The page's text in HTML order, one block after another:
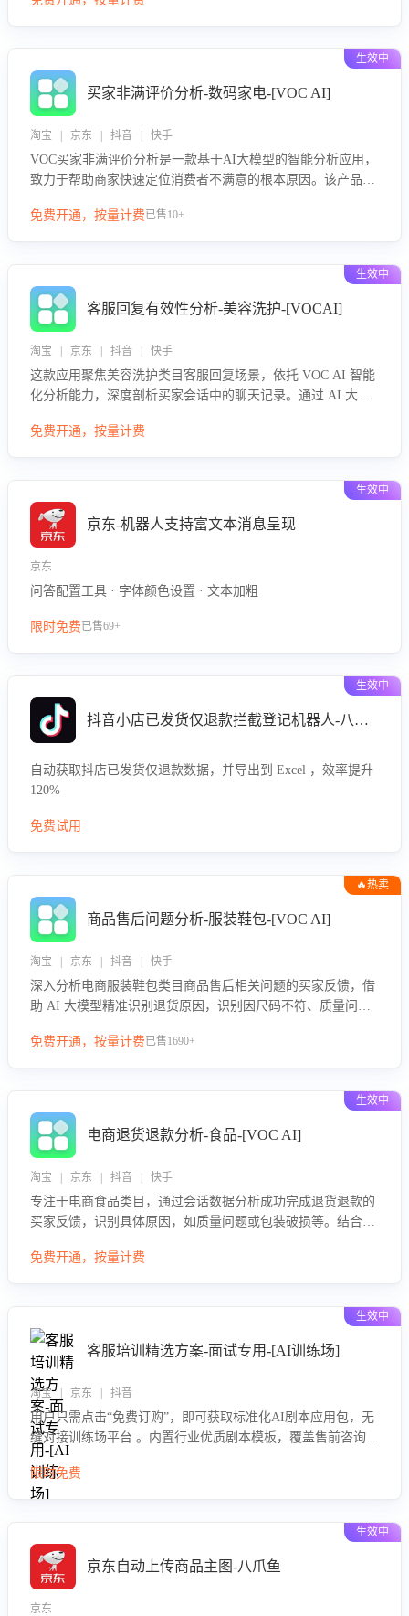
绪、归因争议根源，并客观评估客服应对合理性与成效。系统
生效中
买家非满评价分析-数码家电-[VOC AI]
淘宝 | 京东 | 抖音 | 快手
VOC买家非满评价分析是一款基于AI大模型的智能分析应用，
致力于帮助商家快速定位消费者不满意的根本原因。该产品可
或其它部门原因，明确责任归属，提供可落地的改进建议与策
免费开通，按量计费已售10+
生效中
客服回复有效性分析-美容洗护-[VOCAI]
淘宝 | 京东 | 抖音 | 快手
这款应用聚焦美容洗护类目客服回复场景，依托 VOC AI 智能
化分析能力，深度剖析买家会话中的聊天记录。通过 AI 大模
效性与完整性，输出针对性改进策略，助力商家快速优化快捷
免费开通，按量计费
生效中
京东-机器人支持富文本消息呈现
京东
问答配置工具 · 字体颜色设置 · 文本加粗
限时免费已售69+
生效中
抖音小店已发货仅退款拦截登记机器人-八爪鱼
自动获取抖店已发货仅退款数据，并导出到 Excel ，效率提升
120%
免费试用
🔥热卖
商品售后问题分析-服装鞋包-[VOC AI]
淘宝 | 京东 | 抖音 | 快手
深入分析电商服装鞋包类目商品售后相关问题的买家反馈，借
助 AI 大模型精准识别退货原因，识别因尺码不符、质量问题
商家优化产品或服务，实现销售额的显著提升。
免费开通，按量计费已售1690+
生效中
电商退货退款分析-食品-[VOC AI]
淘宝 | 京东 | 抖音 | 快手
专注于电商食品类目，通过会话数据分析成功完成退货退款的
买家反馈，识别具体原因，如质量问题或包装破损等。结合AI
低退款率，提升售后效率。
免费开通，按量计费
生效中
客服培训精选方案-面试专用-[AI训练场]
淘宝 | 京东 | 抖音
用户只需点击“免费订购”，即可获取标准化AI剧本应用包，无
缝对接训练场平台 。内置行业优质剧本模板，覆盖售前咨询、
售后处理等全场景，消除复杂部署流程，节省90%的初始化时
间，助力企业快速启动智能客服训练
限时免费
生效中
京东自动上传商品主图-八爪鱼
京东